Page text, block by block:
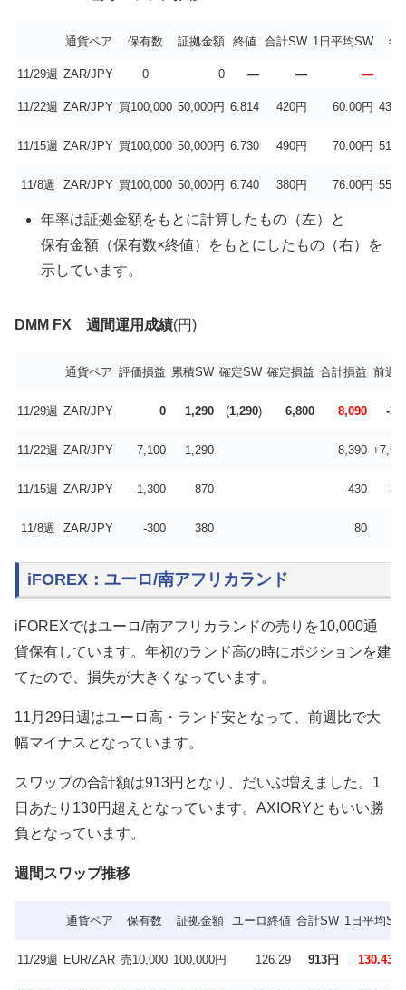
通貨ペア 保有数 証拠金額 終値 合計SW 1日平均SW 年
11/29週 ZAR/JPY 0 0 — — —
11/22週 ZAR/JPY 買100,000 50,000円 6.814 420円 60.00円 43.8
11/15週 ZAR/JPY 買100,000 50,000円 6.730 490円 70.00円 51.1
11/8週 ZAR/JPY 買100,000 50,000円 6.740 380円 76.00円 55.5
年率は証拠金額をもとに計算したもの（左）と
保有金額（保有数×終値）をもとにしたもの（右）を
示しています。
DMM FX 週間運用成績(円)
通貨ペア 評価損益 累積SW 確定SW 確定損益 合計損益 前週
11/29週 ZAR/JPY 0 1,290 (1,290) 6,800 8,090 -
11/22週 ZAR/JPY 7,100 1,290 8,390
11/15週 ZAR/JPY -1,300 870 -430 -
11/8週 ZAR/JPY -300 380 80
iFOREX：ユーロ/南アフリカランド
iFOREXではユーロ/南アフリカランドの売りを10,000通
貨保有しています。年初のランド高の時にポジションを建
てたので、損失が大きくなっています。
11月29日週はユーロ高・ランド安となって、前週比で大
幅マイナスとなっています。
スワップの合計額は913円となり、だいぶ増えました。1
日あたり130円超えとなっています。AXIORYともいい勝
負となっています。
週間スワップ推移
通貨ペア 保有数 証拠金額 ユーロ終値 合計SW 1日平均SW
11/29週 EUR/ZAR 売10,000 100,000円 126.29 913円 130.43円